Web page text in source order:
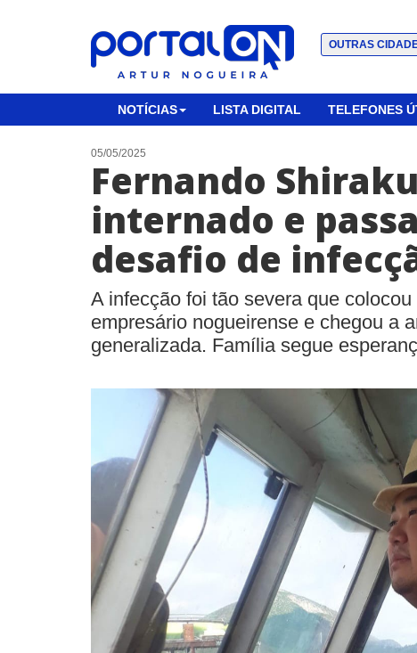
OUTRAS
NOTÍCIAS LISTA DIGITAL TELEFONES
05/05/2025
Fernando
internado e
desafio de
A infecção foi tão severa que
empresário nogueirense e chegou a
generalizada. Família segue